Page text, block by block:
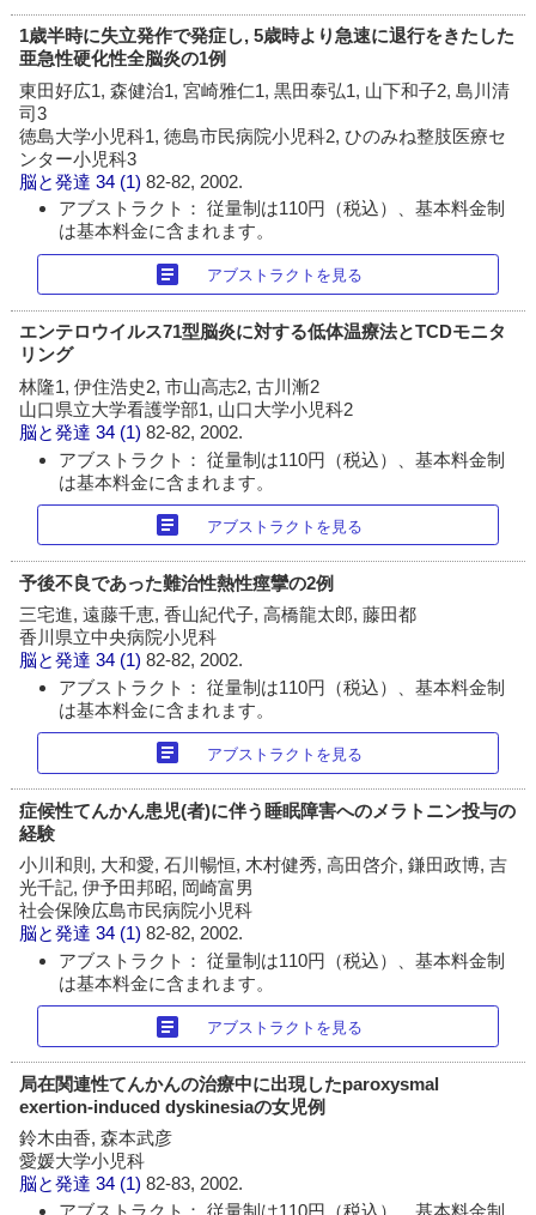
1歳半時に失立発作で発症し, 5歳時より急速に退行をきたした
亜急性硬化性全脳炎の1例
東田好広1, 森健治1, 宮崎雅仁1, 黒田泰弘1, 山下和子2, 島川清
司3
徳島大学小児科1, 徳島市民病院小児科2, ひのみね整肢医療セ
ンター小児科3
脳と発達 34 (1)82-82, 2002.
アブストラクト： 従量制は110円（税込）、基本料金制
は基本料金に含まれます。
article アブストラクトを見る
エンテロウイルス71型脳炎に対する低体温療法とTCDモニタ
リング
林隆1, 伊住浩史2, 市山高志2, 古川漸2
山口県立大学看護学部1, 山口大学小児科2
脳と発達 34 (1)82-82, 2002.
アブストラクト： 従量制は110円（税込）、基本料金制
は基本料金に含まれます。
article アブストラクトを見る
予後不良であった難治性熱性痙攣の2例
三宅進, 遠藤千恵, 香山紀代子, 高橋龍太郎, 藤田都
香川県立中央病院小児科
脳と発達 34 (1)82-82, 2002.
アブストラクト： 従量制は110円（税込）、基本料金制
は基本料金に含まれます。
article アブストラクトを見る
症候性てんかん患児(者)に伴う睡眠障害へのメラトニン投与の
経験
小川和則, 大和愛, 石川暢恒, 木村健秀, 高田啓介, 鎌田政博, 吉
光千記, 伊予田邦昭, 岡崎富男
社会保険広島市民病院小児科
脳と発達 34 (1)82-82, 2002.
アブストラクト： 従量制は110円（税込）、基本料金制
は基本料金に含まれます。
article アブストラクトを見る
局在関連性てんかんの治療中に出現したparoxysmal
exertion-induced dyskinesiaの女児例
鈴木由香, 森本武彦
愛媛大学小児科
脳と発達 34 (1)82-83, 2002.